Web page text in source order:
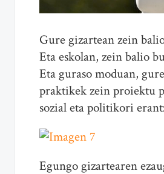
Gure gizartean zein
Eta eskolan, zein balio
Eta guraso moduan,
praktikek zein proiektu
sozial eta politikori
Egungo gizartearen